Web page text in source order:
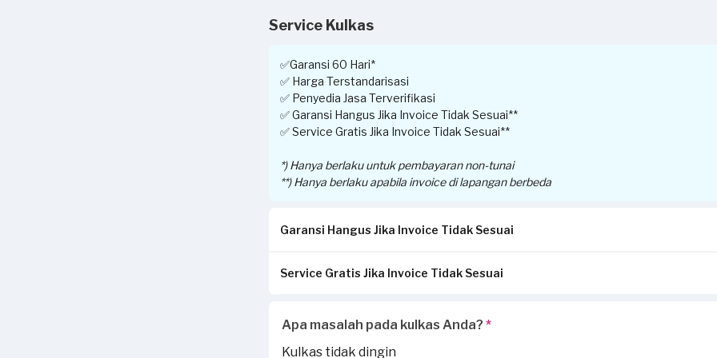
Service Kulkas
✅Garansi 60 Hari*
✅ Harga Terstandarisasi
✅ Penyedia Jasa Terverifikasi
✅ Garansi Hangus Jika Invoice Tidak Sesuai**
✅ Service Gratis Jika Invoice Tidak Sesuai**
*) Hanya berlaku untuk pembayaran non-tunai
**) Hanya berlaku apabila invoice di lapangan berbeda
Garansi Hangus Jika Invoice Tidak Sesuai
Pastikan kwitansi/invoice yang diterbitkan dari Sejasa sesuai dengan pengerjaan
Jika tidak sesuai, garansi akan hangus.
Jika ada pekerjaan tambahan ketika invoice sudah terbit, harus dilaporkan ke
Service Gratis Jika Invoice Tidak Sesuai
Apabila Anda menerima perbedaan invoice antara pengerjaan service di lapangan
transaksi yang dilaporkan oleh Penyedia Jasa, silakan laporkan perbedaan invoice di
Sejasa.
Apa masalah pada kulkas Anda? *
Kulkas tidak dingin